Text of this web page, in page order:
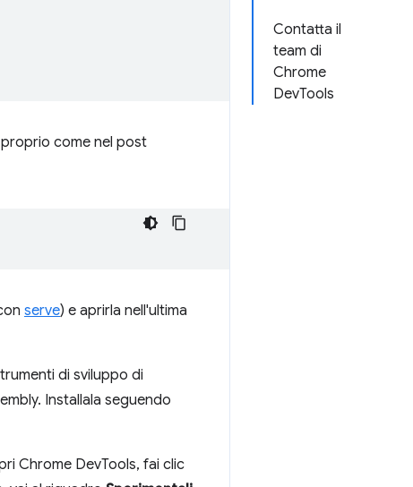
Contatta il
team di
Chrome
DevTools
proprio come nel post
serve) e aprirla nell'ultima
di sviluppo di
Installala seguendo
Chrome DevTools, fai clic